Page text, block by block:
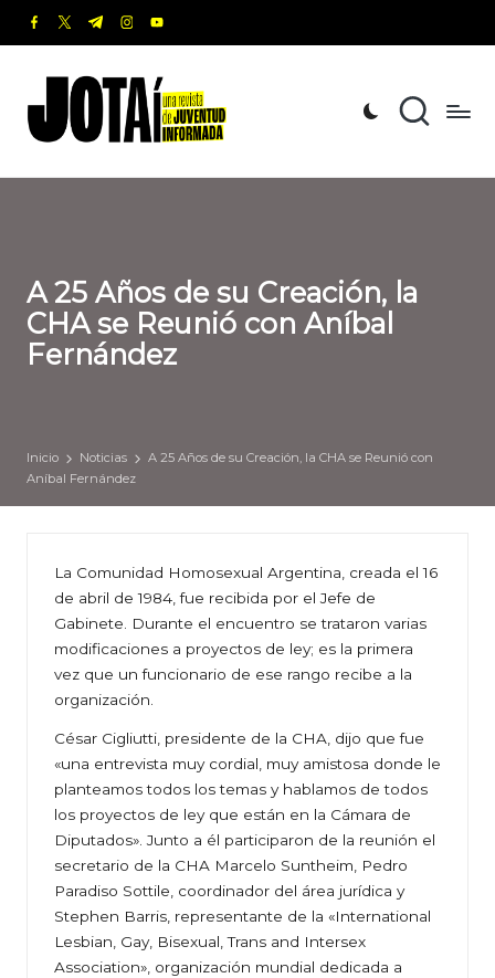
Saltar
contenido
facebook.com
twitter.com
t.me instagram.com
youtube.com
o
t
revista
de
Informada
A 25 Años de su Creación, la
CHA se Reunió con Aníbal
Fernández
Inicio Noticias
A 25 Años de su Creación, la CHA se Reunió con
Aníbal Fernández
La Comunidad Homosexual Argentina, creada el 16
de abril de 1984, fue recibida por el Jefe de
Gabinete. Durante el encuentro se trataron varias
modificaciones a proyectos de ley; es la primera
vez que un funcionario de ese rango recibe a la
organización.
César Cigliutti, presidente de la CHA, dijo que fue
«una entrevista muy cordial, muy amistosa donde le
planteamos todos los temas y hablamos de todos
los proyectos de ley que están en la Cámara de
Diputados». Junto a él participaron de la reunión el
secretario de la CHA Marcelo Suntheim, Pedro
Paradiso Sottile, coordinador del área jurídica y
Stephen Barris, representante de la «International
Lesbian, Gay, Bisexual, Trans and Intersex
Association», organización mundial dedicada a